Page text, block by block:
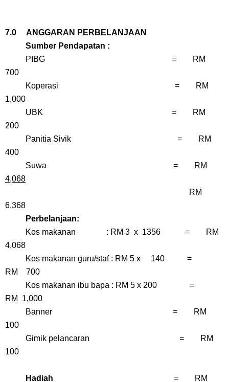
7.0 ANGGARAN PERBELANJAAN
Sumber Pendapatan :
PIBG = RM
700
Koperasi = RM
1,000
UBK = RM
200
Panitia Sivik = RM
400
Suwa =
RM
4,068
RM
6,368
Perbelanjaan:
Kos makanan : RM 3 x 1356 = RM
4,068
Kos makanan guru/staf : RM 5 x 140 =
RM 700
Kos makanan ibu bapa : RM 5 x 200 =
RM 1,000
Banner = RM
100
Gimik pelancaran = RM
100
Hadiah = RM